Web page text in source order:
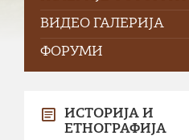
ВИДЕО ГАЛЕРИЈА
ФОРУМИ
ИСТОРИЈА И
ЕТНОГРАФИЈА